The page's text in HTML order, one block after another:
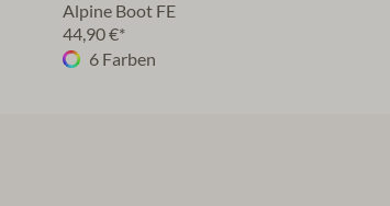
Alpine Boot FE
44,90 €*
6 Farben